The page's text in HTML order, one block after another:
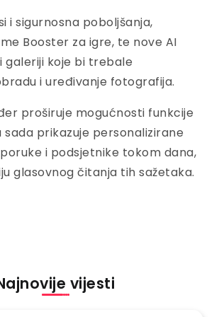
i sigurnosna poboljšanja,
Booster za igre, te nove AI
galeriji koje bi trebale
i uređivanje fotografija.
proširuje mogućnosti funkcije
sada prikazuje personalizirane
i podsjetnike tokom dana,
glasovnog čitanja tih sažetaka.
vijesti